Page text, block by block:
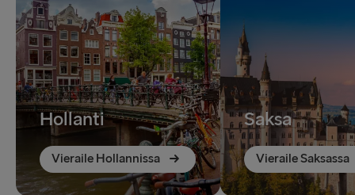
Hollanti
Vieraile Hollannissa
Saksa
Vieraile Saksassa